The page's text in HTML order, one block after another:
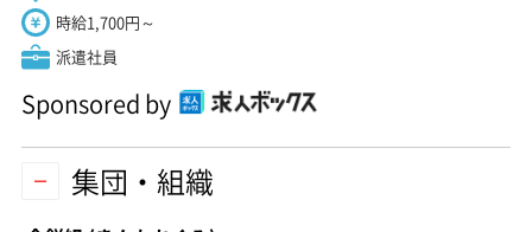
時給1,700円～
派遣社員
Sponsored by
集団・組織